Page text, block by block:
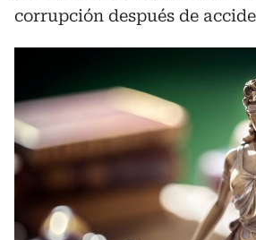
corrupción después de